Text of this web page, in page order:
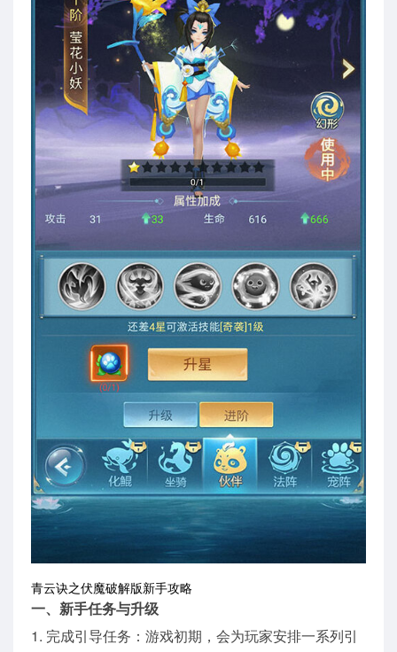
青云诀之伏魔破解版新手攻略
一、新手任务与升级
1. 完成引导任务：游戏初期，会为玩家安排一系列引